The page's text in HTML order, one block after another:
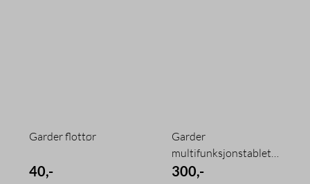
Garder flottør
40,-
Garder
multifunksjonstabletter
1 kg
300,-